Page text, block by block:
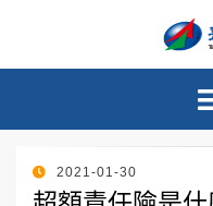
臺灣產物
珍惜此刻●守護未來
POSTED
ON
2021-01-30